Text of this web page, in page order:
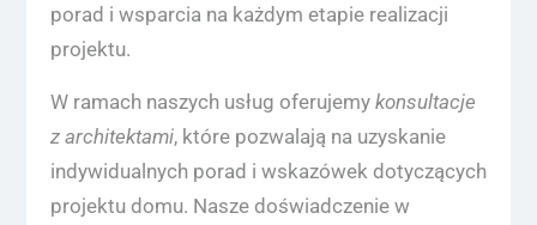
porad i wsparcia na każdym etapie realizacji
projektu.
W ramach naszych usług oferujemy konsultacje
z architektami, które pozwalają na uzyskanie
indywidualnych porad i wskazówek dotyczących
projektu domu. Nasze doświadczenie w